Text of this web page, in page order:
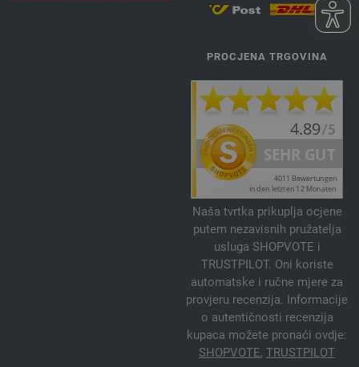
PROCJENA TRGOVINA
Naša tvrtka prikuplja ocjene
putem nezavisnih pružatelja
usluga SHOPVOTE i
TRUSTPILOT. Oni koriste
automatske i ručne mjere za
provjeru recenzija. Informacije
o autentičnosti recenzija
kupaca možete pronaći ovdje:
SHOPVOTE, TRUSTPILOT